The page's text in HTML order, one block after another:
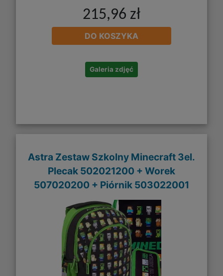
215,96 zł
DO KOSZYKA
Galeria zdjęć
Astra Zestaw Szkolny Minecraft 3el.
Plecak 502021200 + Worek
507020200 + Piórnik 503022001